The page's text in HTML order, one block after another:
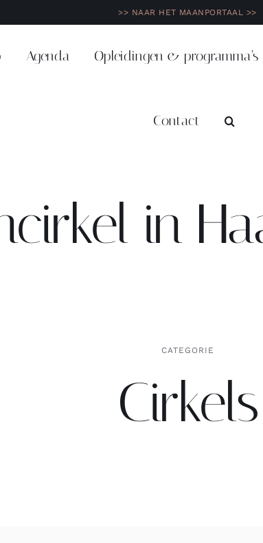
>> NAAR HET MAANPORTAAL >>
Agenda Opleidingen & programma’s
Contact
in
CATEGORIE
Cirkels